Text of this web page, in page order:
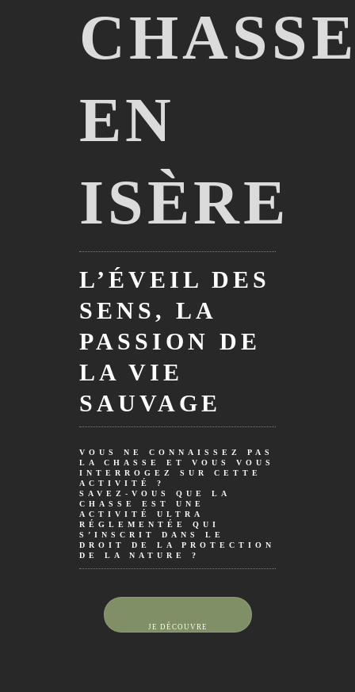
EN
ISÈRE
L’ÉVEIL DES
SENS, LA
PASSION DE
LA VIE
SAUVAGE
VOUS NE CONNAISSEZ PAS
LA CHASSE ET VOUS VOUS
INTERROGEZ SUR CETTE
ACTIVITÉ ?
SAVEZ-VOUS QUE LA
CHASSE EST UNE
ACTIVITÉ ULTRA
RÉGLEMENTÉE QUI
S’INSCRIT DANS LE
DROIT DE LA PROTECTION
DE LA NATURE ?
JE DÉCOUVRE